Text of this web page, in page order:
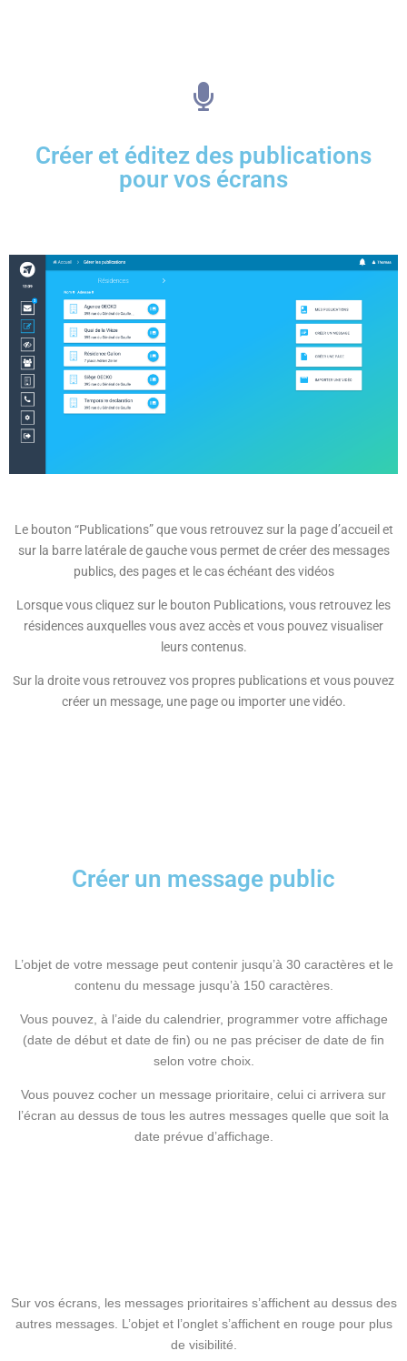
Créer et éditez des publications
pour vos écrans
Le bouton “Publications” que vous retrouvez sur la page d’accueil et
sur la barre latérale de gauche vous permet de créer des messages
publics, des pages et le cas échéant des vidéos
Lorsque vous cliquez sur le bouton Publications, vous retrouvez les
résidences auxquelles vous avez accès et vous pouvez visualiser
leurs contenus.
Sur la droite vous retrouvez vos propres publications et vous pouvez
créer un message, une page ou importer une vidéo.
Créer un message public
L’objet de votre message peut contenir jusqu’à 30 caractères et le
contenu du message jusqu’à 150 caractères.
Vous pouvez, à l’aide du calendrier, programmer votre affichage
(date de début et date de fin) ou ne pas préciser de date de fin
selon votre choix.
Vous pouvez cocher un message prioritaire, celui ci arrivera sur
l’écran au dessus de tous les autres messages quelle que soit la
date prévue d’affichage.
Sur vos écrans, les messages prioritaires s’affichent au dessus des
autres messages. L’objet et l’onglet s’affichent en rouge pour plus
de visibilité.